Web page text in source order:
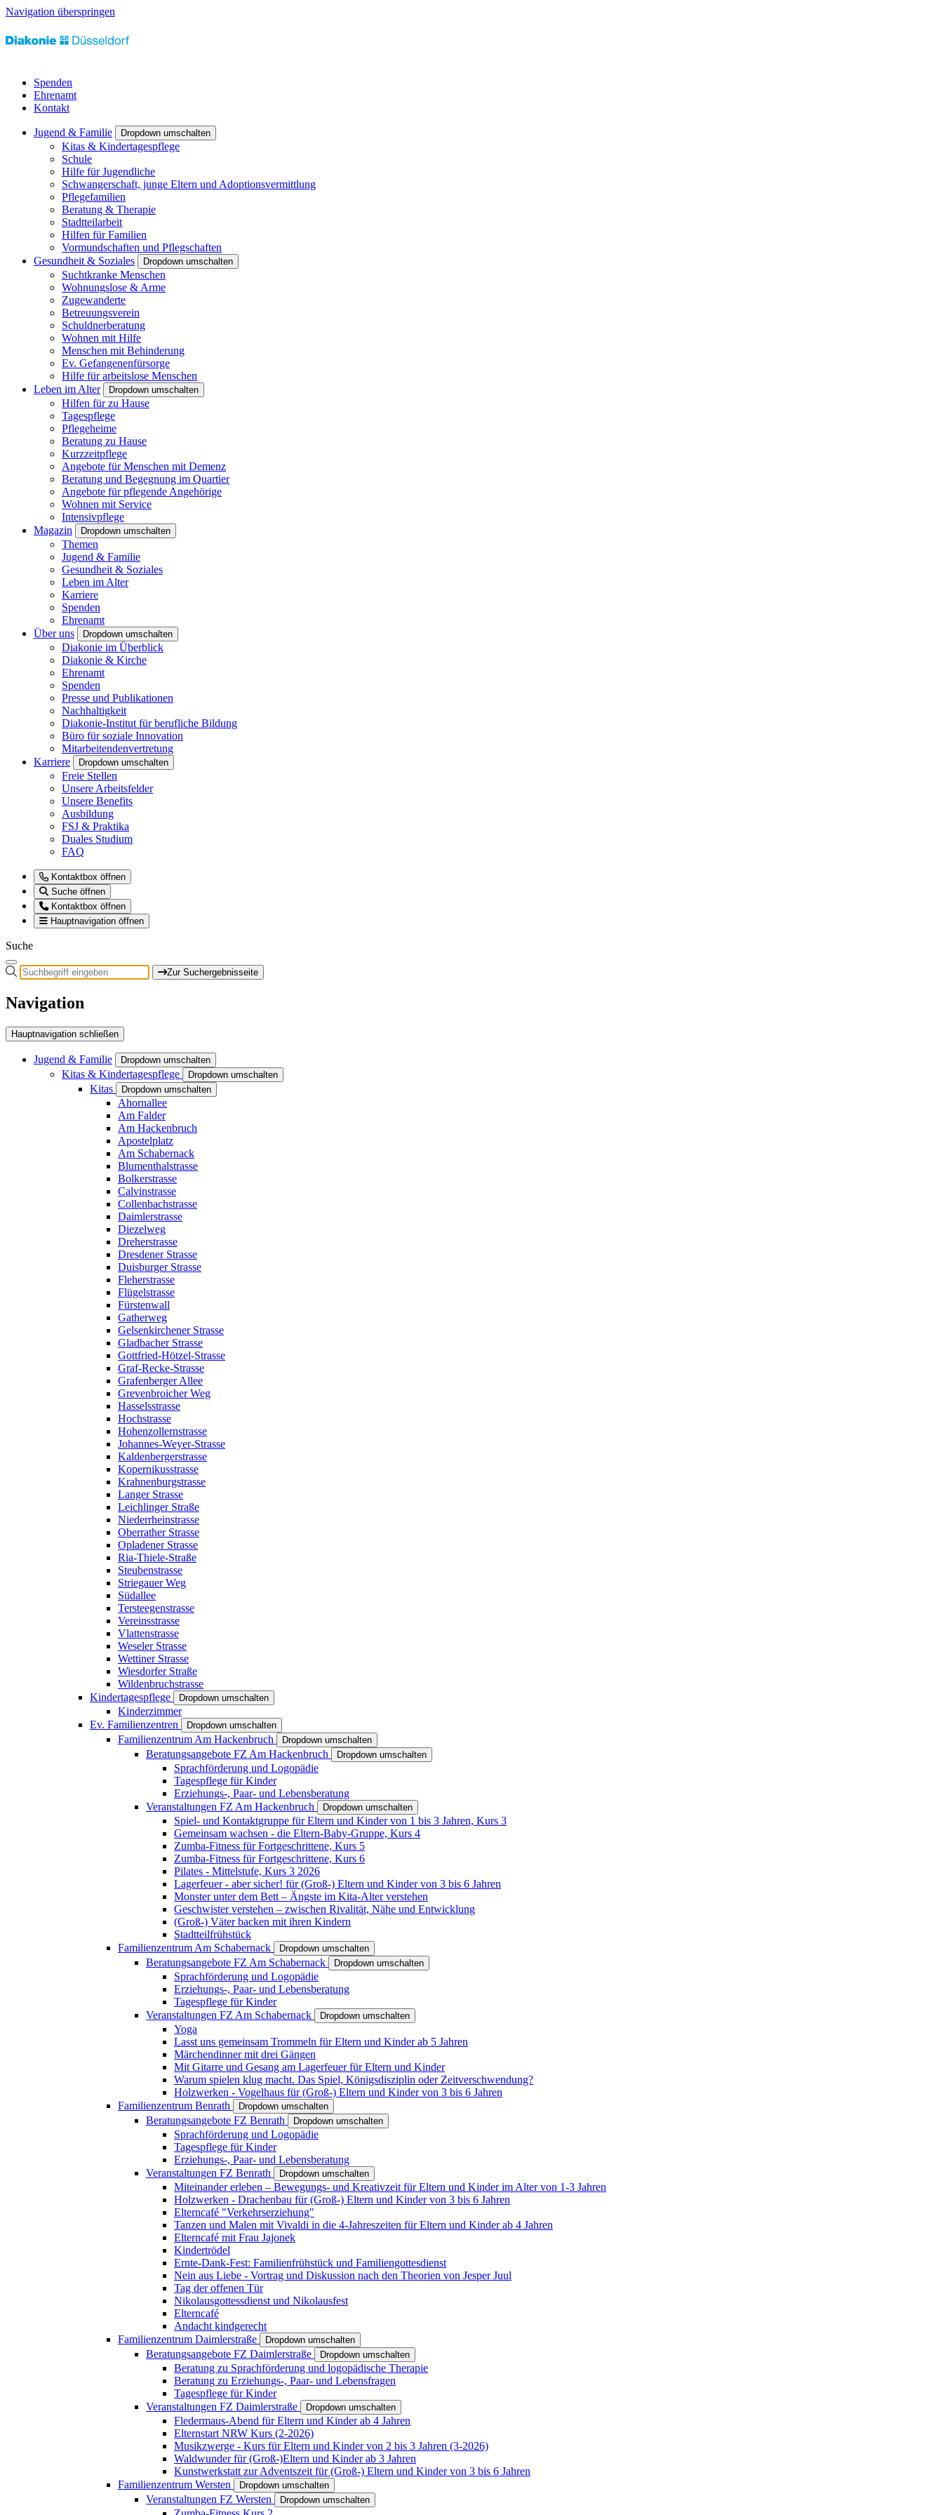
Navigation überspringen
Spenden
Ehrenamt
Kontakt
Jugend & Familie Dropdown umschalten
Kitas & Kindertagespflege
Schule
Hilfe für Jugendliche
Schwangerschaft, junge Eltern und Adoptionsvermittlung
Pflegefamilien
Beratung & Therapie
Stadtteilarbeit
Hilfen für Familien
Vormundschaften und Pflegschaften
Gesundheit & Soziales
Dropdown umschalten
Suchtkranke Menschen
Wohnungslose & Arme
Zugewanderte
Betreuungsverein
Schuldnerberatung
Wohnen mit Hilfe
Menschen mit Behinderung
Ev. Gefangenenfürsorge
Hilfe für arbeitslose Menschen
Leben im Alter
Dropdown umschalten
Hilfen für zu Hause
Tagespflege
Pflegeheime
Beratung zu Hause
Kurzzeitpflege
Angebote für Menschen mit Demenz
Beratung und Begegnung im Quartier
Angebote für pflegende Angehörige
Wohnen mit Service
Intensivpflege
Magazin
Dropdown umschalten
Themen
Jugend & Familie
Gesundheit & Soziales
Leben im Alter
Karriere
Spenden
Ehrenamt
Über uns
Dropdown umschalten
Diakonie im Überblick
Diakonie & Kirche
Ehrenamt
Spenden
Presse und Publikationen
Nachhaltigkeit
Diakonie-Institut für berufliche Bildung
Büro für soziale Innovation
Mitarbeitendenvertretung
Karriere
Dropdown umschalten
Freie Stellen
Unsere Arbeitsfelder
Unsere Benefits
Ausbildung
FSJ & Praktika
Duales Studium
FAQ
Kontaktbox öffnen
Suche öffnen
Kontaktbox öffnen
Hauptnavigation öffnen
Suche
Zur Suchergebnisseite
Navigation
Hauptnavigation schließen
Jugend & Familie Dropdown umschalten
Kitas & Kindertagespflege Dropdown umschalten
Kitas Dropdown umschalten
Ahornallee
Am Falder
Am Hackenbruch
Apostelplatz
Am Schabernack
Blumenthalstrasse
Bolkerstrasse
Calvinstrasse
Collenbachstrasse
Daimlerstrasse
Diezelweg
Dreherstrasse
Dresdener Strasse
Duisburger Strasse
Fleherstrasse
Flügelstrasse
Fürstenwall
Gatherweg
Gelsenkirchener Strasse
Gladbacher Strasse
Gottfried-Hötzel-Strasse
Graf-Recke-Strasse
Grafenberger Allee
Grevenbroicher Weg
Hasselsstrasse
Hochstrasse
Hohenzollernstrasse
Johannes-Weyer-Strasse
Kaldenbergerstrasse
Kopernikusstrasse
Krahnenburgstrasse
Langer Strasse
Leichlinger Straße
Niederrheinstrasse
Oberrather Strasse
Opladener Strasse
Ria-Thiele-Straße
Steubenstrasse
Striegauer Weg
Südallee
Tersteegenstrasse
Vereinsstrasse
Vlattenstrasse
Weseler Strasse
Wettiner Strasse
Wiesdorfer Straße
Wildenbruchstrasse
Kindertagespflege
Dropdown umschalten
Kinderzimmer
Ev. Familienzentren
Dropdown umschalten
Familienzentrum Am Hackenbruch Dropdown umschalten
Beratungsangebote FZ Am Hackenbruch Dropdown umschalten
Sprachförderung und Logopädie
Tagespflege für Kinder
Erziehungs-, Paar- und Lebensberatung
Veranstaltungen FZ Am Hackenbruch
Dropdown umschalten
Spiel- und Kontaktgruppe für Eltern und Kinder von 1 bis 3 Jahren, Kurs 3
Gemeinsam wachsen - die Eltern-Baby-Gruppe, Kurs 4
Zumba-Fitness für Fortgeschrittene, Kurs 5
Zumba-Fitness für Fortgeschrittene, Kurs 6
Pilates - Mittelstufe, Kurs 3 2026
Lagerfeuer - aber sicher! für (Groß-) Eltern und Kinder von 3 bis 6 Jahren
Monster unter dem Bett – Ängste im Kita-Alter verstehen
Geschwister verstehen – zwischen Rivalität, Nähe und Entwicklung
(Groß-) Väter backen mit ihren Kindern
Stadtteilfrühstück
Familienzentrum Am Schabernack
Dropdown umschalten
Beratungsangebote FZ Am Schabernack Dropdown umschalten
Sprachförderung und Logopädie
Erziehungs-, Paar- und Lebensberatung
Tagespflege für Kinder
Veranstaltungen FZ Am Schabernack
Dropdown umschalten
Yoga
Lasst uns gemeinsam Trommeln für Eltern und Kinder ab 5 Jahren
Märchendinner mit drei Gängen
Mit Gitarre und Gesang am Lagerfeuer für Eltern und Kinder
Warum spielen klug macht. Das Spiel, Königsdisziplin oder Zeitverschwendung?
Holzwerken - Vogelhaus für (Groß-) Eltern und Kinder von 3 bis 6 Jahren
Familienzentrum Benrath
Dropdown umschalten
Beratungsangebote FZ Benrath Dropdown umschalten
Sprachförderung und Logopädie
Tagespflege für Kinder
Erziehungs-, Paar- und Lebensberatung
Veranstaltungen FZ Benrath
Dropdown umschalten
Miteinander erleben – Bewegungs- und Kreativzeit für Eltern und Kinder im Alter von 1-3 Jahren
Holzwerken - Drachenbau für (Groß-) Eltern und Kinder von 3 bis 6 Jahren
Elterncafé "Verkehrserziehung"
Tanzen und Malen mit Vivaldi in die 4-Jahreszeiten für Eltern und Kinder ab 4 Jahren
Elterncafé mit Frau Jajonek
Kindertrödel
Ernte-Dank-Fest: Familienfrühstück und Familiengottesdienst
Nein aus Liebe - Vortrag und Diskussion nach den Theorien von Jesper Juul
Tag der offenen Tür
Nikolausgottessdienst und Nikolausfest
Elterncafé
Andacht kindgerecht
Familienzentrum Daimlerstraße
Dropdown umschalten
Beratungsangebote FZ Daimlerstraße Dropdown umschalten
Beratung zu Sprachförderung und logopädische Therapie
Beratung zu Erziehungs-, Paar- und Lebensfragen
Tagespflege für Kinder
Veranstaltungen FZ Daimlerstraße
Dropdown umschalten
Fledermaus-Abend für Eltern und Kinder ab 4 Jahren
Elternstart NRW Kurs (2-2026)
Musikzwerge - Kurs für Eltern und Kinder von 2 bis 3 Jahren (3-2026)
Waldwunder für (Groß-)Eltern und Kinder ab 3 Jahren
Kunstwerkstatt zur Adventszeit für (Groß-) Eltern und Kinder von 3 bis 6 Jahren
Familienzentrum Wersten
Dropdown umschalten
Veranstaltungen FZ Wersten Dropdown umschalten